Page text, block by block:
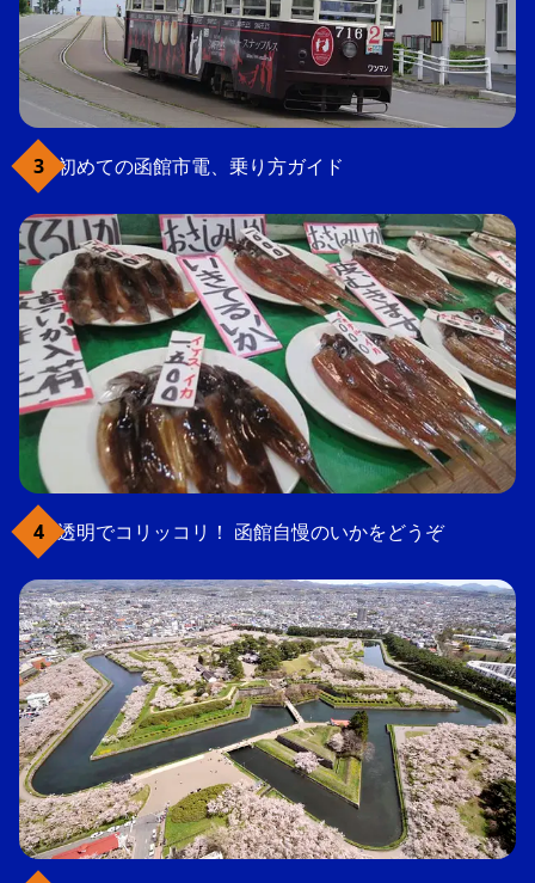
初めての函館市電、乗り方ガイド
透明でコリッコリ！ 函館自慢のいかをどうぞ